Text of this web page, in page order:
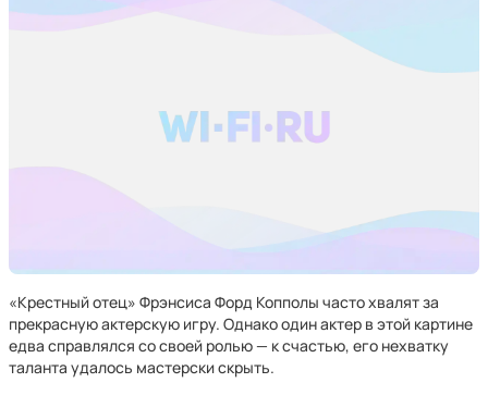
«Крестный отец» Фрэнсиса Форд Копполы часто хвалят за
прекрасную актерскую игру. Однако один актер в этой картине
едва справлялся со своей ролью — к счастью, его нехватку
таланта удалось мастерски скрыть.